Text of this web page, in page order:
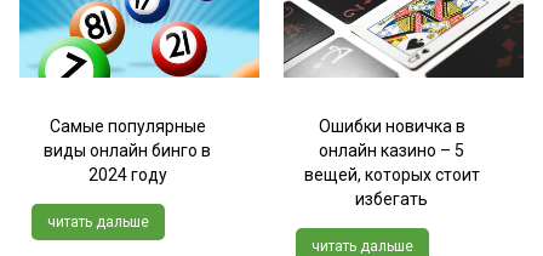
Самые популярные
виды онлайн бинго в
2024 году
читать дальше
Ошибки новичка в
онлайн казино – 5
вещей, которых стоит
избегать
читать дальше